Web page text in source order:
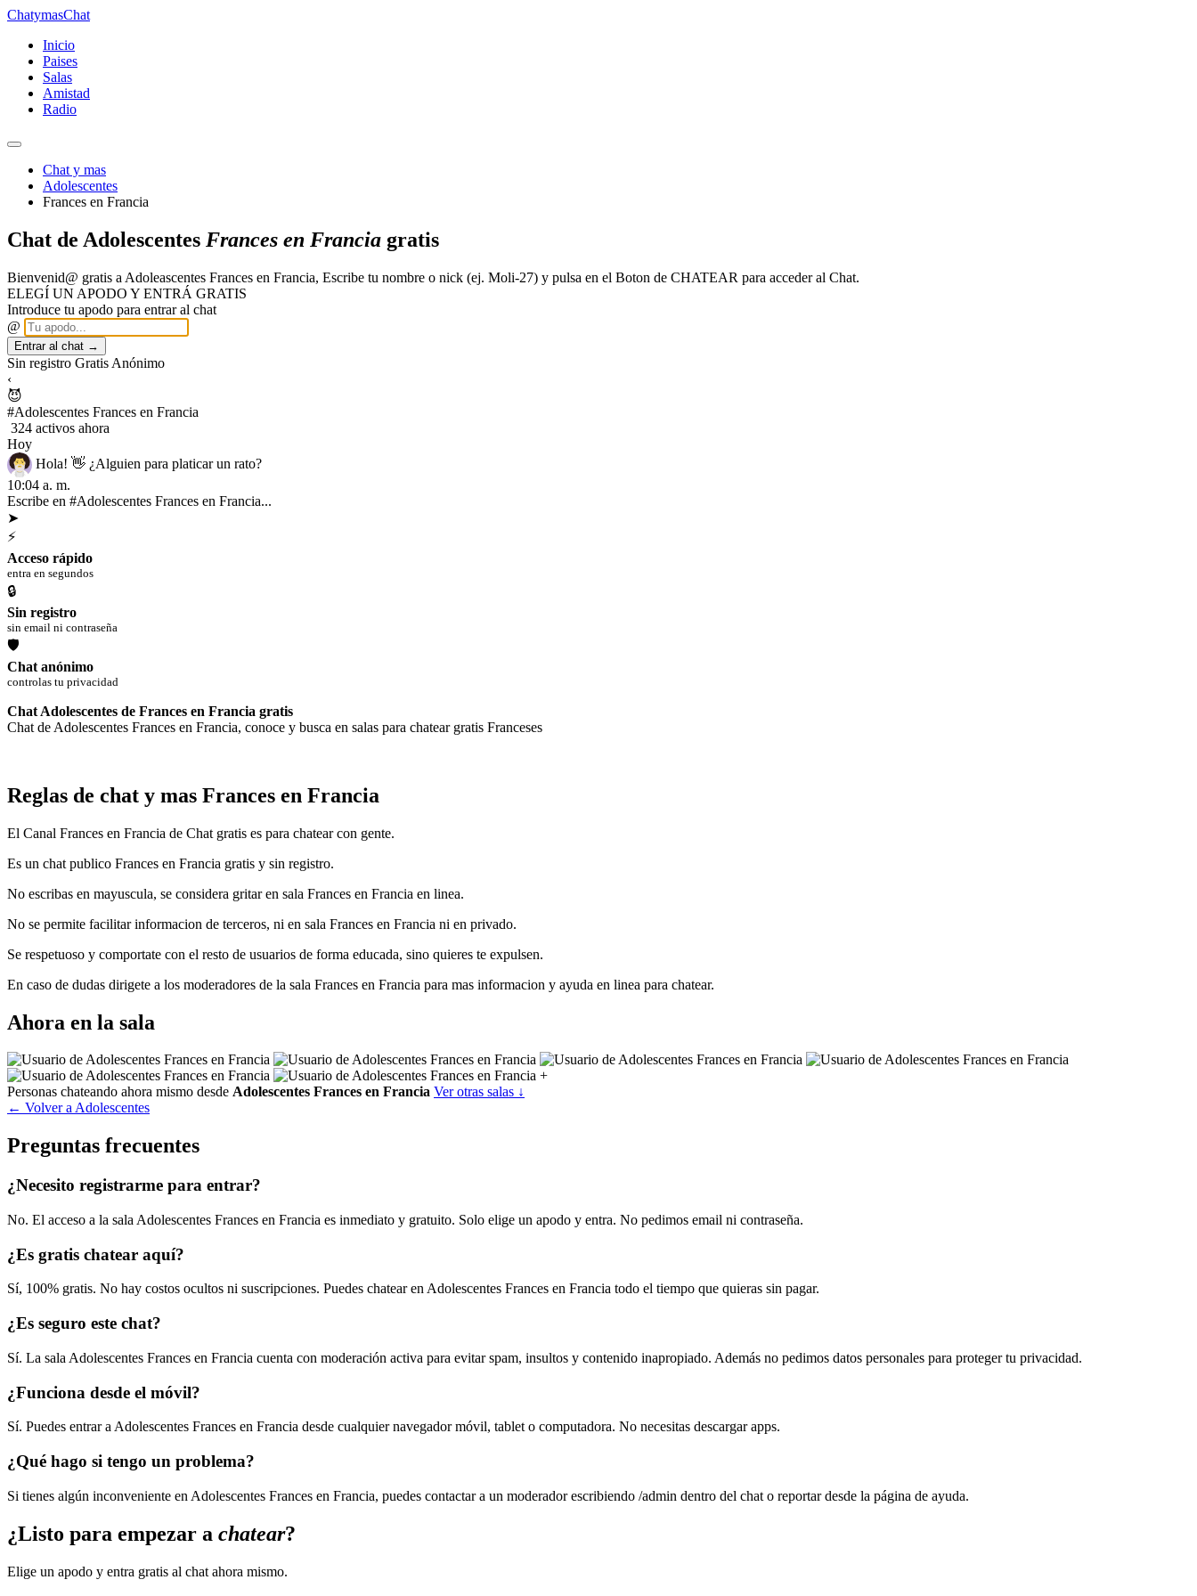
ChatymasChat
Inicio
Paises
Salas
Amistad
Radio
Chat y mas
Adolescentes
Frances en Francia
Chat de Adolescentes Frances en Francia gratis
Bienvenid@ gratis a Adoleascentes Frances en Francia, Escribe tu nombre o nick (ej. Moli-27) y pulsa en el Boton de CHATEAR para acceder al Chat.
ELEGÍ UN APODO Y ENTRÁ GRATIS
Introduce tu apodo para entrar al chat
@
Entrar al chat →
Sin registro Gratis Anónimo
‹
😈
#Adolescentes Frances en Francia
324 activos ahora
Hoy
Hola! 👋 ¿Alguien para platicar un rato?
10:04 a. m.
Qué calor hace hoy 🥵
10:04 a. m.
Escribe en #Adolescentes Frances en Francia...
➤
⚡
Acceso rápido
entra en segundos
🔒
Sin registro
sin email ni contraseña
🛡
Chat anónimo
controlas tu privacidad
Reglas de chat y mas Frances en Francia
El Canal Frances en Francia de Chat gratis es para chatear con gente.
Es un chat publico Frances en Francia gratis y sin registro.
No escribas en mayuscula, se considera gritar en sala Frances en Francia en linea.
No se permite facilitar informacion de terceros, ni en sala Frances en Francia ni en privado.
Se respetuoso y comportate con el resto de usuarios de forma educada, sino quieres te expulsen.
En caso de dudas dirigete a los moderadores de la sala Frances en Francia para mas informacion y ayuda en linea para chatear.
Ahora en la sala
← Volver a Adolescentes
Preguntas frecuentes
¿Necesito registrarme para entrar?
No. El acceso a la sala Adolescentes Frances en Francia es inmediato y gratuito. Solo elige un apodo y entra. No pedimos email ni contraseña.
¿Es gratis chatear aquí?
Sí, 100% gratis. No hay costos ocultos ni suscripciones. Puedes chatear en Adolescentes Frances en Francia todo el tiempo que quieras sin pagar.
¿Es seguro este chat?
Sí. La sala Adolescentes Frances en Francia cuenta con moderación activa para evitar spam, insultos y contenido inapropiado. Además no pedimos datos personales para proteger tu privacidad.
¿Funciona desde el móvil?
Sí. Puedes entrar a Adolescentes Frances en Francia desde cualquier navegador móvil, tablet o computadora. No necesitas descargar apps.
¿Qué hago si tengo un problema?
Si tienes algún inconveniente en Adolescentes Frances en Francia, puedes contactar a un moderador escribiendo /admin dentro del chat o reportar desde la página de ayuda.
¿Listo para empezar achatear?